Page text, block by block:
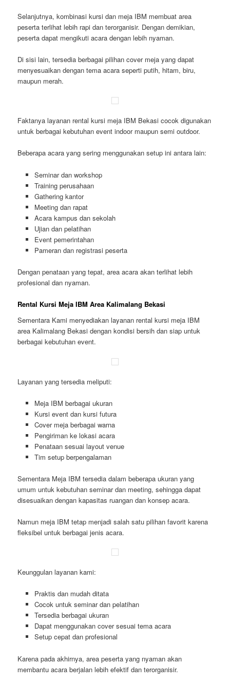
Selanjutnya, kombinasi kursi dan meja IBM membuat area
peserta terlihat lebih rapi dan terorganisir. Dengan demikian,
peserta dapat mengikuti acara dengan lebih nyaman.
Di sisi lain, tersedia berbagai pilihan cover meja yang dapat
menyesuaikan dengan tema acara seperti putih, hitam, biru,
maupun merah.
Faktanya layanan rental kursi meja IBM Bekasi cocok digunakan
untuk berbagai kebutuhan event indoor maupun semi outdoor.
Beberapa acara yang sering menggunakan setup ini antara lain:
Seminar dan workshop
Training perusahaan
Gathering kantor
Meeting dan rapat
Acara kampus dan sekolah
Ujian dan pelatihan
Event pemerintahan
Pameran dan registrasi peserta
Dengan penataan yang tepat, area acara akan terlihat lebih
profesional dan nyaman.
Rental Kursi Meja IBM Area Kalimalang Bekasi
Sementara Kami menyediakan layanan rental kursi meja IBM
area Kalimalang Bekasi dengan kondisi bersih dan siap untuk
berbagai kebutuhan event.
Layanan yang tersedia meliputi:
Meja IBM berbagai ukuran
Kursi event dan kursi futura
Cover meja berbagai warna
Pengiriman ke lokasi acara
Penataan sesuai layout venue
Tim setup berpengalaman
Sementara Meja IBM tersedia dalam beberapa ukuran yang
umum untuk kebutuhan seminar dan meeting, sehingga dapat
disesuaikan dengan kapasitas ruangan dan konsep acara.
Namun meja IBM tetap menjadi salah satu pilihan favorit karena
fleksibel untuk berbagai jenis acara.
Keunggulan layanan kami:
Praktis dan mudah ditata
Cocok untuk seminar dan pelatihan
Tersedia berbagai ukuran
Dapat menggunakan cover sesuai tema acara
Setup cepat dan profesional
Karena pada akhirnya, area peserta yang nyaman akan
membantu acara berjalan lebih efektif dan terorganisir.